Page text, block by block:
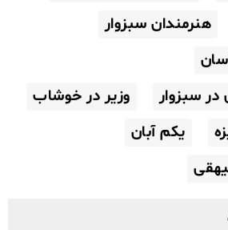
هنرمندان سبزوار
سبزوار
وزیر در خوشاب
یکم آبان